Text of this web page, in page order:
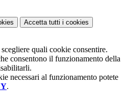
Accetta tutti i cookies
quali cookie consentire.
consentono il funzionamento della
necessari al funzionamento potete
.